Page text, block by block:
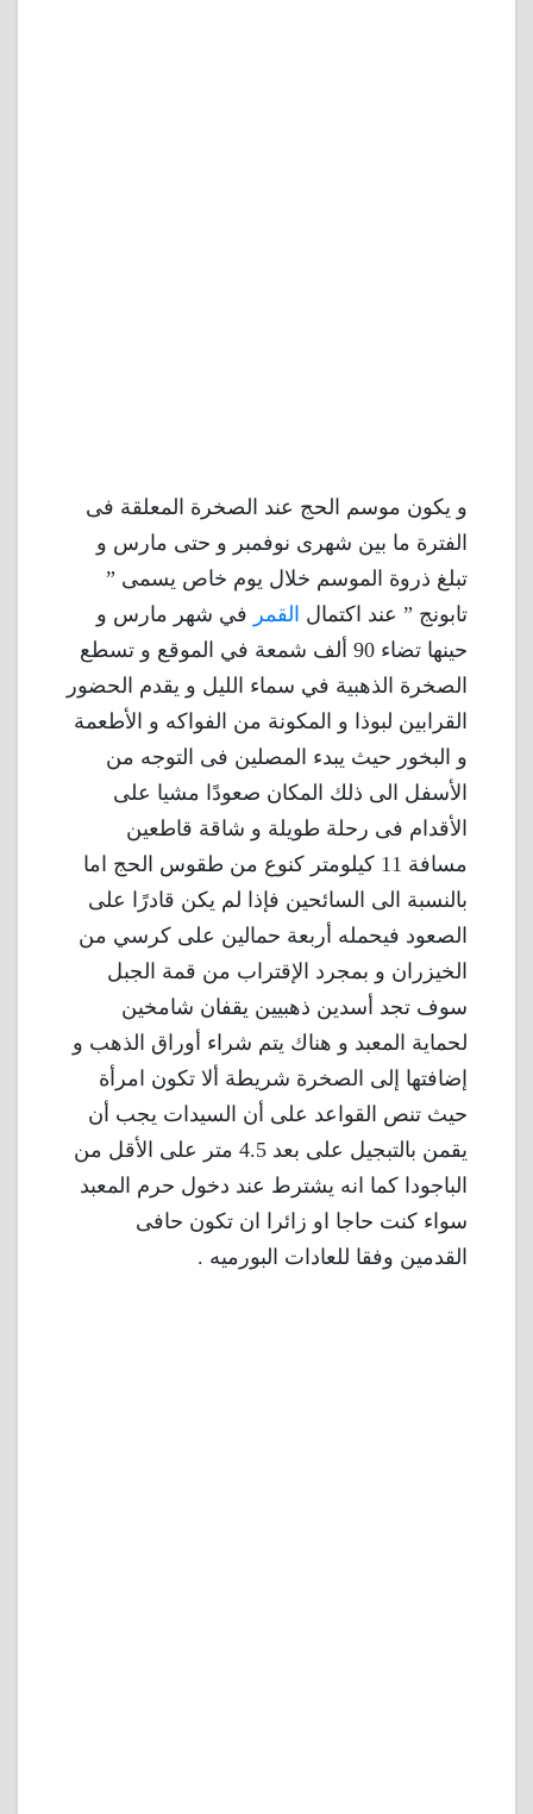
و يكون موسم الحج عند الصخرة المعلقة فى
الفترة ما بين شهرى نوفمبر و حتى مارس و
تبلغ ذروة الموسم خلال يوم خاص يسمى ”
تابونج ” عند اكتمال القمر في شهر مارس و
حينها تضاء 90 ألف شمعة في الموقع و تسطع
الصخرة الذهبية في سماء الليل و يقدم الحضور
القرابين لبوذا و المكونة من الفواكه و الأطعمة
و البخور حيث يبدء المصلين فى التوجه من
الأسفل الى ذلك المكان صعودًا مشيا على
الأقدام فى رحلة طويلة و شاقة قاطعين
مسافة 11 كيلومتر كنوع من طقوس الحج اما
بالنسبة الى السائحين فإذا لم يكن قادرًا على
الصعود فيحمله أربعة حمالين على كرسي من
الخيزران و بمجرد الإقتراب من قمة الجبل
سوف تجد أسدين ذهبيين يقفان شامخين
لحماية المعبد و هناك يتم شراء أوراق الذهب و
إضافتها إلى الصخرة شريطة ألا تكون امرأة
حيث تنص القواعد على أن السيدات يجب أن
يقمن بالتبجيل على بعد 4.5 متر على الأقل من
الباجودا كما انه يشترط عند دخول حرم المعبد
سواء كنت حاجا او زائرا ان تكون حافى
القدمين وفقا للعادات البورميه .